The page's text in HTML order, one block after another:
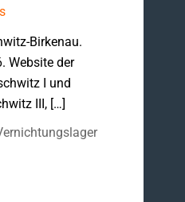
Birkenau.
Website der
I und
III, […]